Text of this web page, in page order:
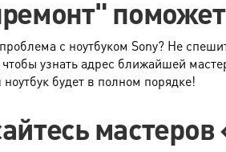
с ноутбуком Sony? Не
узнать адрес ближайшей
будет в полном порядке!